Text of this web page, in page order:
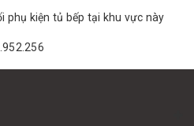
phụ kiện tủ bếp tại khu vực này